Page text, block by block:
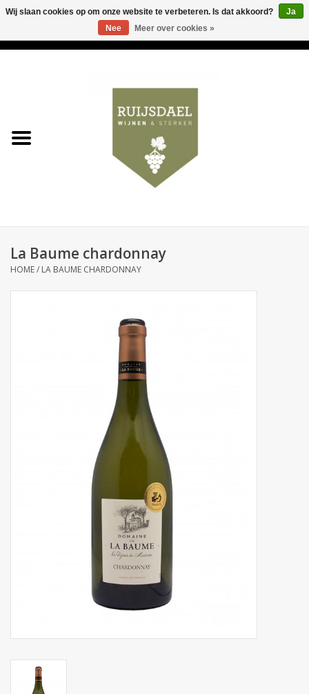
& sterker
Contact
La Baume chardonnay
HOME/ LA BAUME CHARDONNAY
Wij slaan cookies op om onze website te verbeteren. Is dat akkoord?
Ja
Nee
Meer over cookies »